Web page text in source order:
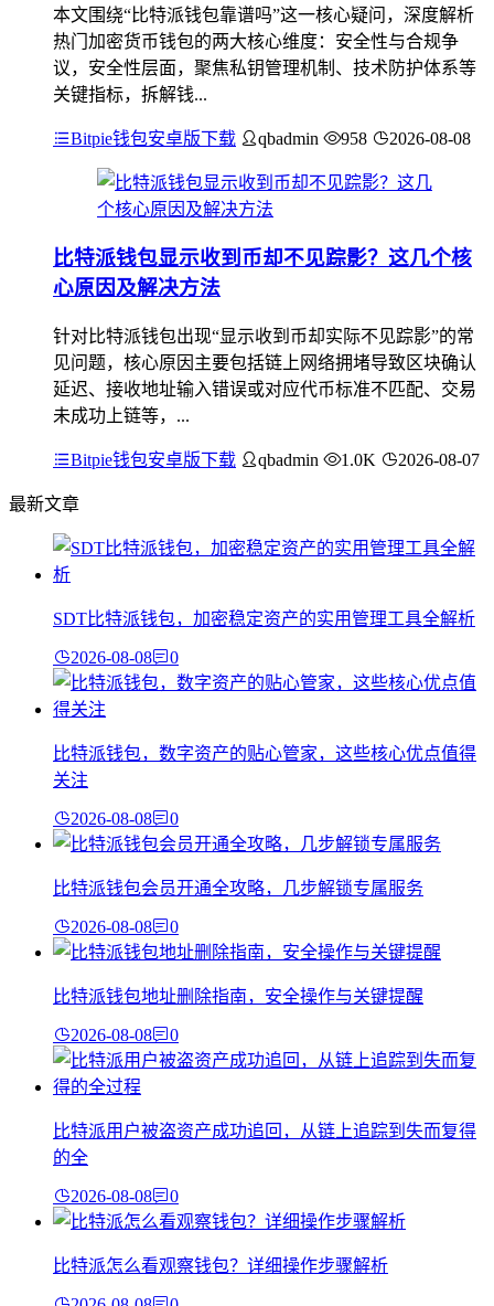
本文围绕“比特派钱包靠谱吗”这一核心疑问，深度解析
热门加密货币钱包的两大核心维度：安全性与合规争
议，安全性层面，聚焦私钥管理机制、技术防护体系等
关键指标，拆解钱...
Bitpie钱包安卓版下载 qbadmin 958 2026-08-08
比特派钱包显示收到币却不见踪影？这几个核
心原因及解决方法
针对比特派钱包出现“显示收到币却实际不见踪影”的常
见问题，核心原因主要包括链上网络拥堵导致区块确认
延迟、接收地址输入错误或对应代币标准不匹配、交易
未成功上链等，...
Bitpie钱包安卓版下载 qbadmin 1.0K 2026-08-07
最新文章
SDT比特派钱包，加密稳定资产的实用管理工具全解析
2026-08-08 0
比特派钱包，数字资产的贴心管家，这些核心优点值得
关注
2026-08-08 0
比特派钱包会员开通全攻略，几步解锁专属服务
2026-08-08 0
比特派钱包地址删除指南，安全操作与关键提醒
2026-08-08 0
比特派用户被盗资产成功追回，从链上追踪到失而复得
的全
2026-08-08 0
比特派怎么看观察钱包？详细操作步骤解析